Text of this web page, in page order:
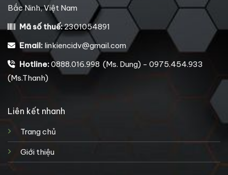
Bắc Ninh, Việt Nam
Mã số thuế:2301054891
Email: linkiencidv@gmail.com
Hotline:0888.016.998 (Ms. Dung) - 0975.454.933
(Ms.Thanh)
Liên kết nhanh
Trang chủ
Giới thiệu